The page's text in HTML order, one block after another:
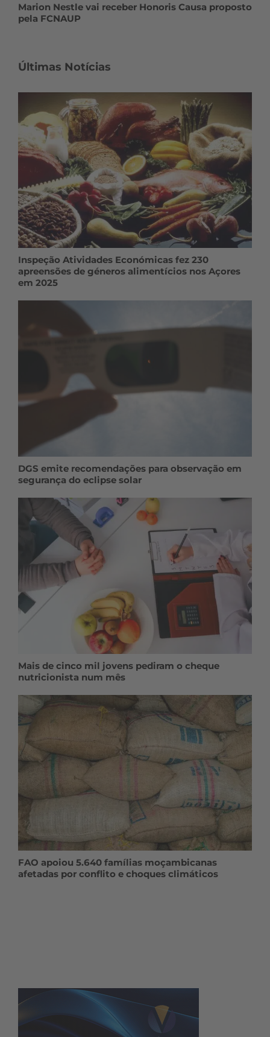
Marion Nestle vai receber Honoris Causa proposto
pela FCNAUP
Últimas Notícias
Inspeção Atividades Económicas fez 230
apreensões de géneros alimentícios nos Açores
em 2025
DGS emite recomendações para observação em
segurança do eclipse solar
Mais de cinco mil jovens pediram o cheque
nutricionista num mês
FAO apoiou 5.640 famílias moçambicanas
afetadas por conflito e choques climáticos